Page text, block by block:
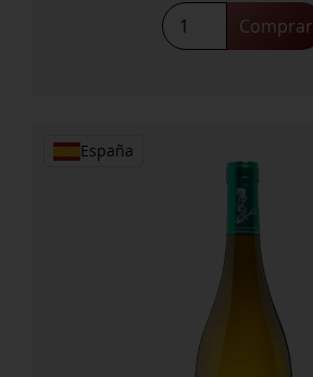
Comprar
España